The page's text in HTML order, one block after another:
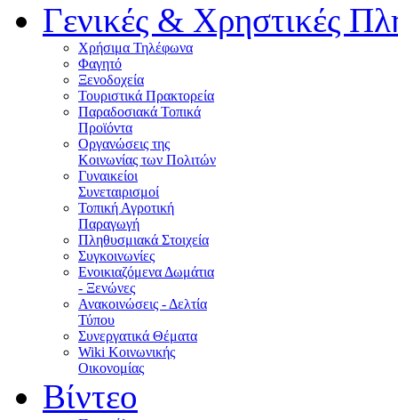
Γενικές & Χρηστικές
Χρήσιμα Τηλέφωνα
Φαγητό
Ξενοδοχεία
Τουριστικά Πρακτορεία
Παραδοσιακά Τοπικά
Προϊόντα
Οργανώσεις της
Κοινωνίας των Πολιτών
Γυναικείοι
Συνεταιρισμοί
Τοπική Αγροτική
Παραγωγή
Πληθυσμιακά Στοιχεία
Συγκοινωνίες
Ενοικιαζόμενα Δωμάτια
- Ξενώνες
Ανακοινώσεις - Δελτία
Τύπου
Συνεργατικά Θέματα
Wiki Κοινωνικής
Οικονομίας
Βίντεο